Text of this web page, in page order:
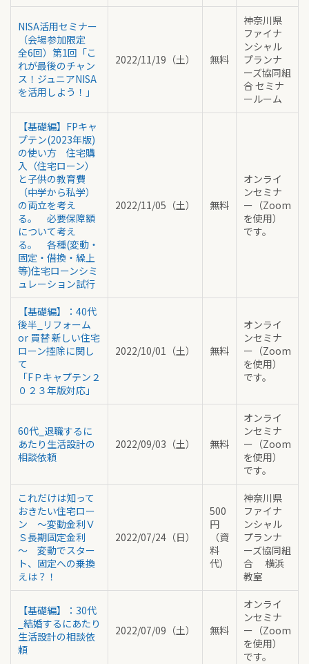
NISA活用セミナー
（会場参加限定
全6回）第1回「こ
れが最後のチャン
ス！ジュニアNISA
を活用しよう！」
2022/11/19（土） 無料
神奈川県
ファイナ
ンシャル
プランナ
ーズ協同組
合 セミナ
ールーム
【基礎編】FPキャ
プテン(2023年版)
の使い方 住宅購
入（住宅ローン）
と子供の教育費
（中学から私学）
の両立を考え
る。 必要保障額
について考え
る。 各種(変動・
固定・借換・繰上
等)住宅ローンシミ
ュレーション試行
2022/11/05（土） 無料
オンライ
ンセミナ
ー（Zoom
を使用）
です。
【基礎編】：40代
後半_リフォーム
or 買替 新しい住宅
ローン控除に関し
て
「FＰキャプテン２
０２３年版対応」
2022/10/01（土） 無料
オンライ
ンセミナ
ー（Zoom
を使用）
です。
60代_退職するに
あたり生活設計の
相談依頼
2022/09/03（土） 無料
オンライ
ンセミナ
ー（Zoom
を使用）
です。
これだけは知って
おきたい住宅ロー
ン ～変動金利Ｖ
Ｓ長期固定金利
～ 変動でスター
ト、固定への乗換
えは？！
2022/07/24（日）
500
円
（資
料
代）
神奈川県
ファイナ
ンシャル
プランナ
ーズ協同組
合 横浜
教室
【基礎編】：30代
_結婚するにあたり
生活設計の相談依
頼
2022/07/09（土） 無料
オンライ
ンセミナ
ー（Zoom
を使用）
です。